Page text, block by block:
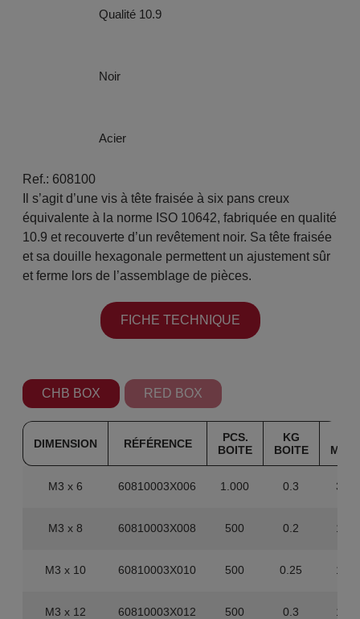
Qualité 10.9
Noir
Acier
Ref.: 608100
Il s’agit d’une vis à tête fraisée à six pans creux
équivalente à la norme ISO 10642, fabriquée en qualité
10.9 et recouverte d’un revêtement noir. Sa tête fraisée
et sa douille hexagonale permettent un ajustement sûr
et ferme lors de l’assemblage de pièces.
FICHE TECHNIQUE
CHB BOX RED BOX
DIMENSION RÉFÉRENCE
PCS.
BOITE
KG
BOITE
M3 x 6 60810003X006 1.000 0.3
M3 x 8 60810003X008 500 0.2
M3 x 10 60810003X010 500 0.25
M3 x 12 60810003X012 500 0.3